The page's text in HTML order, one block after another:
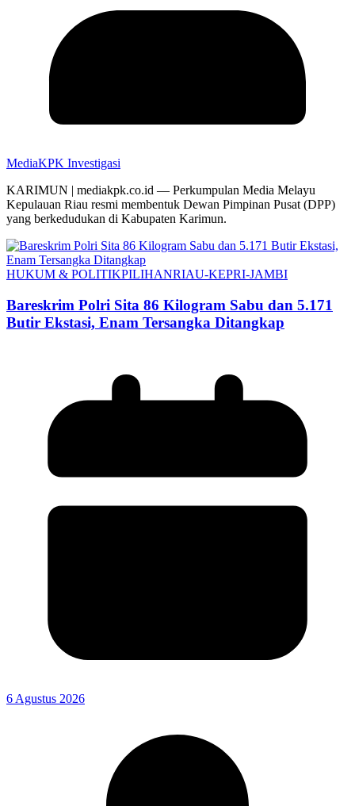
MediaKPK Investigasi
KARIMUN | mediakpk.co.id — Perkumpulan Media Melayu
Kepulauan Riau resmi membentuk Dewan Pimpinan Pusat (DPP)
yang berkedudukan di Kabupaten Karimun.
HUKUM & POLITIKPILIHANRIAU-KEPRI-JAMBI
Bareskrim Polri Sita 86 Kilogram Sabu dan 5.171
Butir Ekstasi, Enam Tersangka Ditangkap
6 Agustus 2026